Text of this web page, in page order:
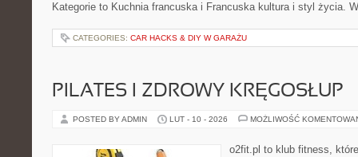
Kategorie to Kuchnia francuska i Francuska kultura i styl życia.
CATEGORIES: CAR HACKS & DIY W GARAŻU
PILATES I ZDROWY KRĘGOSŁUP
POSTED BY ADMIN LUT - 10 - 2026 MOŻLIWOŚĆ
o2fit.pl to klub fitness,